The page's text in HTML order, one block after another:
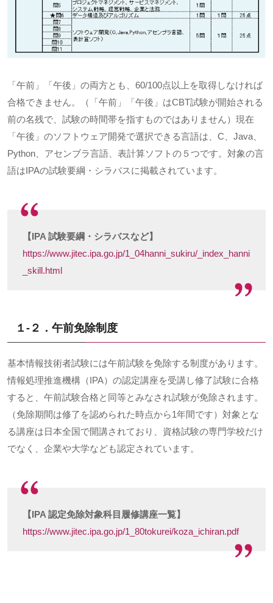
「午前」「午後」の両方とも、 60/100点以上を取得しなければ
合格できません。（「午前」「午後」はCBT試験が開始される
前の名残で、試験の時間帯を指すものではありません）現在
「午後」のソフトウェア開発で選択できる言語は、 C Java
Python 、アセンブラ言語、表計算ソフトの５つです。対象の言
語はIPAの試験要綱・シラバスに掲載されています。
【IPA 試験要綱・シラバスなど】
https://www.jitec.ipa.go.jp/1_04hanni_sukiru/_index_hanni
_skill.html
１-２．午前免除制度
基本情報技術者試験には午前試験を免除する制度があります。
情報処理推進機構（IPA）の認定講座を受講し修了試験に合格
すると、午前試験合格と同等とみなされ試験が免除されます。
（免除期間は修了を認められた時点から1年間です）対象とな
る講座は日本全国で開講されており、資格試験の専門学校だけ
でなく、企業や大学なども認定されています。
【IPA 認定免除対象科目履修講座一覧】
https://www.jitec.ipa.go.jp/1_80tokurei/koza_ichiran.pdf